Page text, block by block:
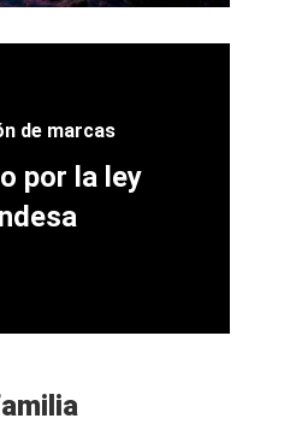
de marcas
por la ley